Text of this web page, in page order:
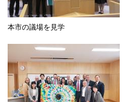
本市の議場を見学